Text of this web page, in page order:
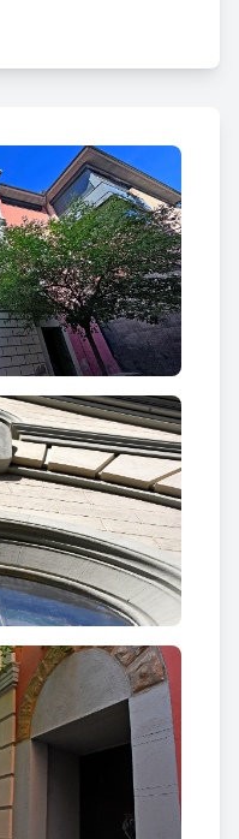
2003 el convent
grega, amb cúpula
per vuit
Els braços són
l'entrada principal,
una escala que
al sud. A la banda
Aquestes
principal que
columnes corínties
el que hi ha un
s'il·lumina
és voltat per
per un arc que es